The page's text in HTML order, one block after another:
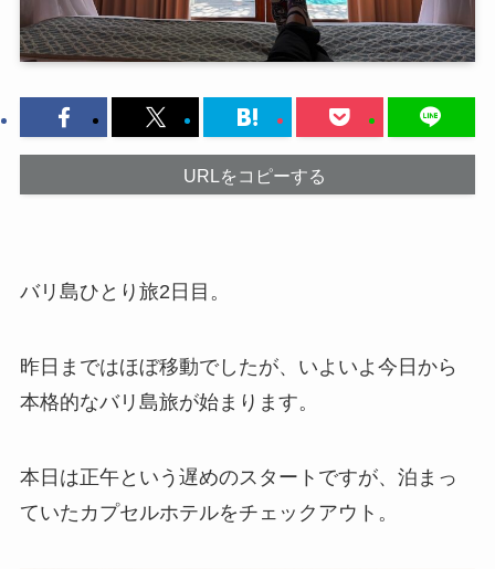
URLをコピーする
バリ島ひとり旅2日目。
昨日まではほぼ移動でしたが、いよいよ今日から
本格的なバリ島旅が始まります。
本日は正午という遅めのスタートですが、泊まっ
ていたカプセルホテルをチェックアウト。